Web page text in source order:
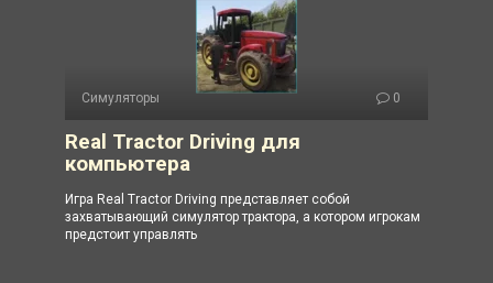
Симуляторы 0
Real Tractor Driving для
компьютера
Игра Real Tractor Driving представляет собой
захватывающий симулятор трактора, а котором игрокам
предстоит управлять